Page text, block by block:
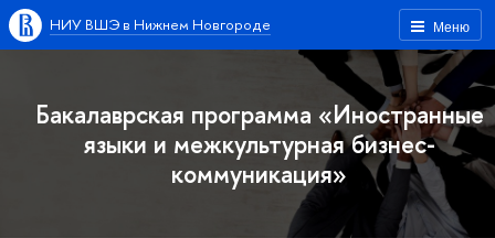
Меню
НИУ ВШЭ в Нижнем Новгороде
Бакалаврская программа «Иностранные
языки и межкультурная бизнес-
коммуникация»